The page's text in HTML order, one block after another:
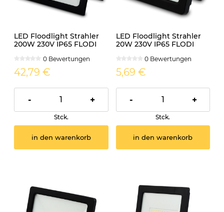
LED Floodlight Strahler
200W 230V IP65 FLODI
0 Bewertungen
42,79 €
- +
Stck.
in den warenkorb
LED Floodlight Strahler
20W 230V IP65 FLODI
0 Bewertungen
5,69 €
- +
Stck.
in den warenkorb